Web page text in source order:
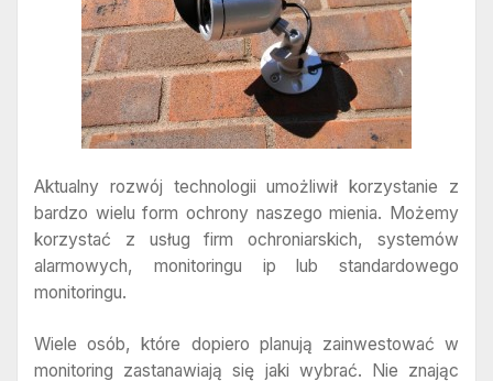
Aktualny rozwój technologii umożliwił korzystanie z
bardzo wielu form ochrony naszego mienia. Możemy
korzystać z usług firm ochroniarskich, systemów
alarmowych, monitoringu ip lub standardowego
monitoringu.
Wiele osób, które dopiero planują zainwestować w
monitoring zastanawiają się jaki wybrać. Nie znając